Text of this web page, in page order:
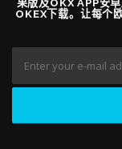
果版及OKX APP安
OKEX下载。让每个